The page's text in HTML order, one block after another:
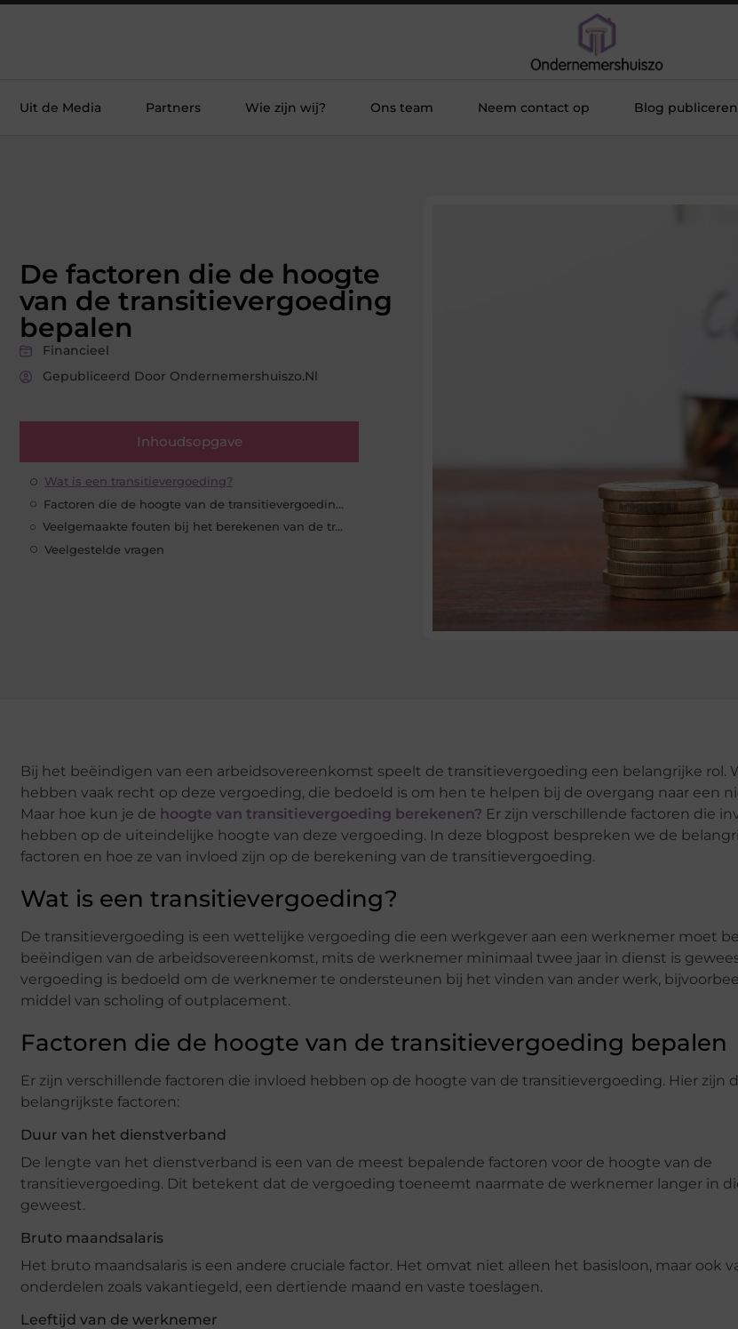
Uit de Media Partners Wie zijn wij? Ons team Neem contact op Blog publiceren
De factoren die de hoogte
van de transitievergoeding
bepalen
Financieel
Gepubliceerd Door Ondernemershuiszo.nl
Inhoudsopgave
Wat is een transitievergoeding?
Factoren die de hoogte van de transitievergoeding bepalen
Veelgemaakte fouten bij het berekenen van de transitievergoeding
Veelgestelde vragen
Bij het beëindigen van een arbeidsovereenkomst speelt de transitievergoeding een belangrijke rol.
hebben vaak recht op deze vergoeding, die bedoeld is om hen te helpen bij de overgang naar een
Maar hoe kun je de hoogte van transitievergoeding berekenen? Er zijn verschillende factoren die
hebben op de uiteindelijke hoogte van deze vergoeding. In deze blogpost bespreken we de
factoren en hoe ze van invloed zijn op de berekening van de transitievergoeding.
Wat is een transitievergoeding?
De transitievergoeding is een wettelijke vergoeding die een werkgever aan een werknemer moet
beëindigen van de arbeidsovereenkomst, mits de werknemer minimaal twee jaar in dienst is
vergoeding is bedoeld om de werknemer te ondersteunen bij het vinden van ander werk,
middel van scholing of outplacement.
Factoren die de hoogte van de transitievergoeding bepalen
Er zijn verschillende factoren die invloed hebben op de hoogte van de transitievergoeding. Hier zijn
belangrijkste factoren:
Duur van het dienstverband
De lengte van het dienstverband is een van de meest bepalende factoren voor de hoogte van de
transitievergoeding. Dit betekent dat de vergoeding toeneemt naarmate de werknemer langer in
geweest.
Bruto maandsalaris
Het bruto maandsalaris is een andere cruciale factor. Het omvat niet alleen het basisloon, maar ook
onderdelen zoals vakantiegeld, een dertiende maand en vaste toeslagen.
Leeftijd van de werknemer